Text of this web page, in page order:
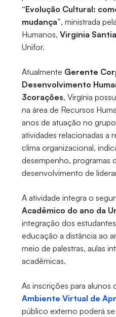
“Evolução Cultural:
mudança”, ministrada
Humanos, Virgínia
Unifor.
Atualmente Gerente
Desenvolvimento
3corações, Virgínia
na área de Recursos
anos de atuação no
atividades relacionadas a
clima organizacional,
desempenho, programas
desenvolvimento de
A atividade integra o
Acadêmico do ano da
integração dos
educação a distância ao
meio de palestras, aulas
acadêmicas.
As inscrições para alunos
Ambiente Virtual de
público externo poderá